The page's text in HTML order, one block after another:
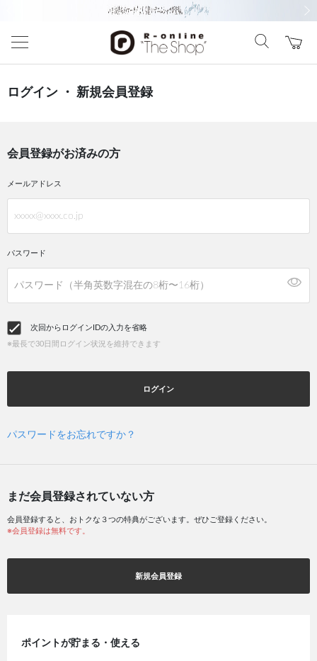
ログイン ・ 新規会員登録
会員登録がお済みの方
メールアドレス
パスワード
次回からログインIDの入力を省略
※最長で30日間ログイン状況を維持できます
ログイン
パスワードをお忘れですか？
まだ会員登録されていない方
会員登録すると、おトクな３つの特典がございます。ぜひご登録ください。
※会員登録は無料です。
新規会員登録
ポイントが貯まる・使える